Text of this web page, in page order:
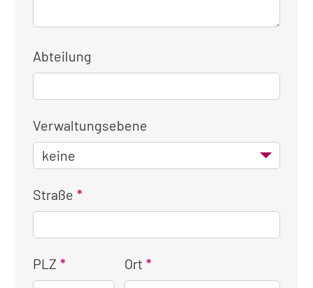
Abteilung
Verwaltungsebene
Straße
PLZ Ort